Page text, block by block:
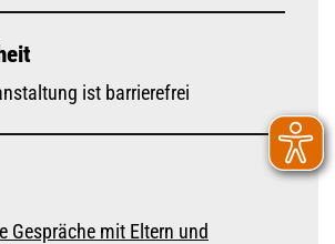
ist barrierefrei
Gespräche mit Eltern und